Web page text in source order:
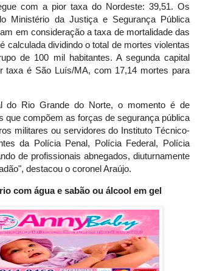
com a pior taxa do Nordeste: 39,51. Os
Ministério da Justiça e Segurança Pública
em consideração a taxa de mortalidade das
calculada dividindo o total de mortes violentas
de 100 mil habitantes. A segunda capital
taxa é São Luís/MA, com 17,14 mortes para
do Rio Grande do Norte, o momento é de
que compõem as forças de segurança pública
militares ou servidores do Instituto Técnico-
da Polícia Penal, Polícia Federal, Polícia
de profissionais abnegados, diuturnamente
destacou o coronel Araújo.
com água e sabão ou álcool em gel